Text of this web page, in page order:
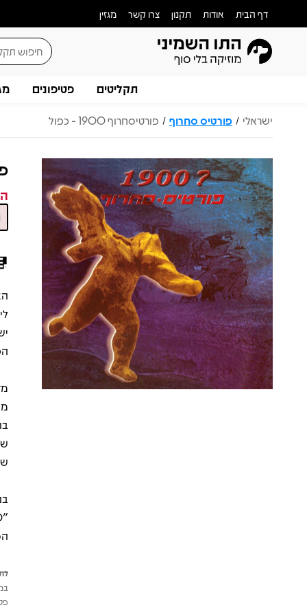
דף הבית אודות תקנון צרו קשר מגזין
תקליטים פטיפונים
ישראלי / פורטיס סחרוף / פורטיסחרוף 1900 - כפול